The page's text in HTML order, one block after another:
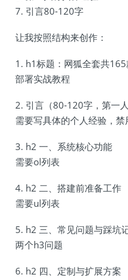
7. 引言80-120字
让我按照结构来创作：
1. h1标题：网狐全套共
部署实战教程
2. 引言（80-120字，第一
需要写具体的个人经验，禁
3. h2 一、系统核心功能
需要ol列表
4. h2 二、搭建前准备工作
需要ul列表
5. h2 三、常见问题与踩坑
两个h3问题
6. h2 四、定制与扩展方案